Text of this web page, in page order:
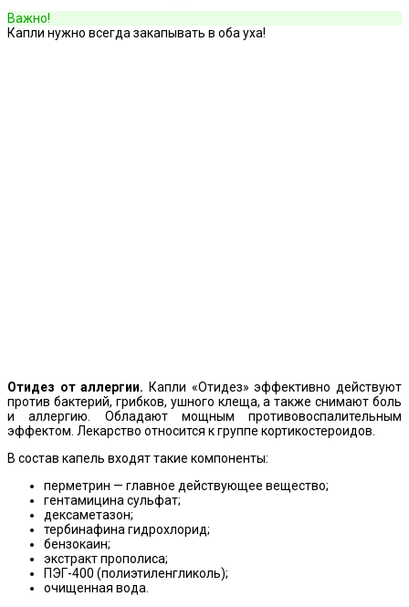
Важно!
Капли нужно всегда закапывать в оба уха!
Отидез от аллергии. Капли «Отидез» эффективно действуют
против бактерий, грибков, ушного клеща, а также снимают боль
и аллергию. Обладают мощным противовоспалительным
эффектом. Лекарство относится к группе кортикостероидов.
В состав капель входят такие компоненты:
перметрин — главное действующее вещество;
гентамицина сульфат;
дексаметазон;
тербинафина гидрохлорид;
бензокаин;
экстракт прополиса;
ПЭГ-400 (полиэтиленгликоль);
очищенная вода.